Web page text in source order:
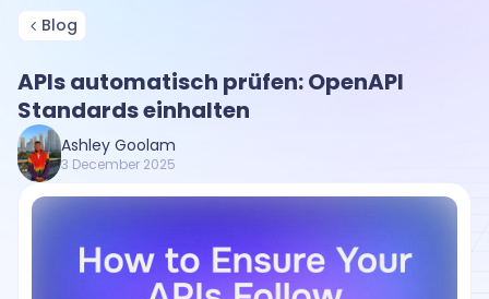
Blog
APIs automatisch prüfen: OpenAPI
Standards einhalten
Ashley Goolam
3 December 2025